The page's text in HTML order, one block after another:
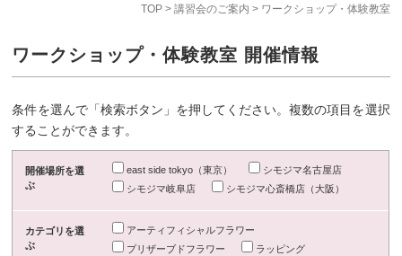
TOP> 講習会のご案内 > ワークショップ・体験教室
ワークショップ・体験教室 開催情報
条件を選んで「検索ボタン」を押してください。複数の項目を選択
することができます。
開催場所を選
ぶ
east side tokyo（東京）
シモジマ名古屋店
シモジマ岐阜店
シモジマ心斎橋店（大阪）
カテゴリを選
ぶ
アーティフィシャルフラワー
プリザーブドフラワー
ラッピング